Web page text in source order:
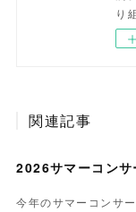
り
関連記事
今年のサマーコンサ